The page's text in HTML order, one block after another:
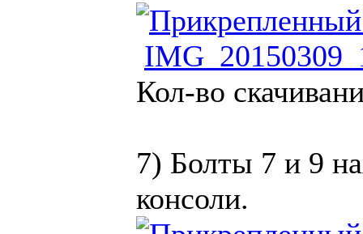
Кол-во
7) Болты 7 и 9
консоли.